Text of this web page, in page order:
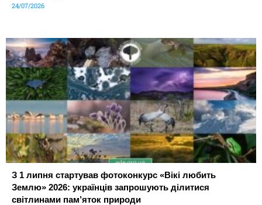
24/07/2026
З 1 липня стартував фотоконкурс «Вікі любить
Землю» 2026: українців запрошують ділитися
світлинами пам’яток природи